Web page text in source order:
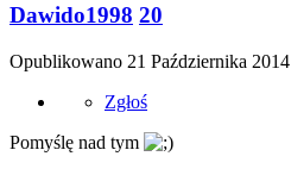
Dawido1998 20
Opublikowano 21 Października 2014
Zgłoś
Pomyślę nad tym